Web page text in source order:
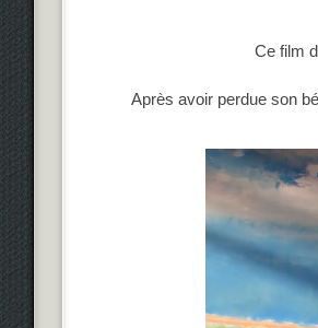
Ce film
Après avoir perdue son